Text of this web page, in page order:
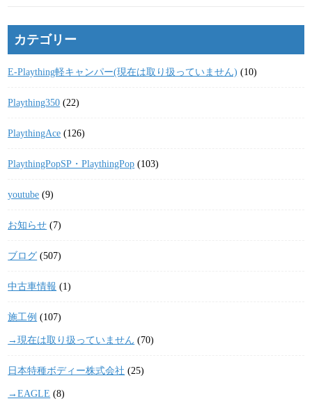
カテゴリー
E-Plaything軽キャンパー(現在は取り扱っていません) (10)
Plaything350 (22)
PlaythingAce (126)
PlaythingPopSP・PlaythingPop (103)
youtube (9)
お知らせ (7)
ブログ (507)
中古車情報 (1)
施工例 (107)
→現在は取り扱っていません (70)
日本特種ボディー株式会社 (25)
→EAGLE (8)